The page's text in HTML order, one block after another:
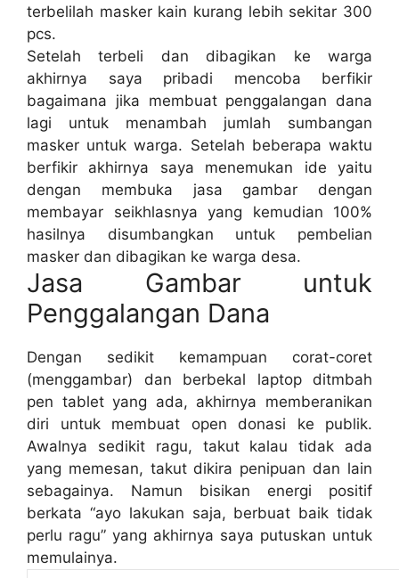
terbelilah masker kain kurang lebih sekitar 300
pcs.
Setelah terbeli dan dibagikan ke warga
akhirnya saya pribadi mencoba berfikir
bagaimana jika membuat penggalangan dana
lagi untuk menambah jumlah sumbangan
masker untuk warga. Setelah beberapa waktu
berfikir akhirnya saya menemukan ide yaitu
dengan membuka jasa gambar dengan
membayar seikhlasnya yang kemudian 100%
hasilnya disumbangkan untuk pembelian
masker dan dibagikan ke warga desa.
Jasa Gambar untuk
Penggalangan Dana
Dengan sedikit kemampuan corat-coret
(menggambar) dan berbekal laptop ditmbah
pen tablet yang ada, akhirnya memberanikan
diri untuk membuat open donasi ke publik.
Awalnya sedikit ragu, takut kalau tidak ada
yang memesan, takut dikira penipuan dan lain
sebagainya. Namun bisikan energi positif
berkata “ayo lakukan saja, berbuat baik tidak
perlu ragu” yang akhirnya saya putuskan untuk
memulainya.